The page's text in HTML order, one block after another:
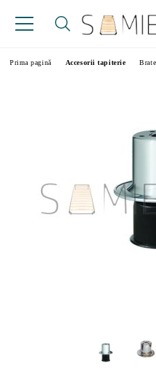
Prima pagină Accesorii tapiterie